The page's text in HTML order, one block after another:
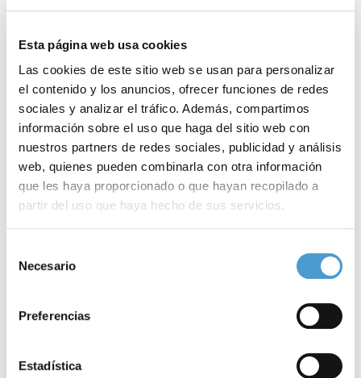
Esta página web usa cookies
Las cookies de este sitio web se usan para personalizar
el contenido y los anuncios, ofrecer funciones de redes
sociales y analizar el tráfico. Además, compartimos
información sobre el uso que haga del sitio web con
nuestros partners de redes sociales, publicidad y análisis
web, quienes pueden combinarla con otra información
que les haya proporcionado o que hayan recopilado a
partir del uso que haya hecho de sus servicios.
de cookies
Necesario
Preferencias
Estadística
18 SEPTIEMBRE, 2024 DE INTERÉS